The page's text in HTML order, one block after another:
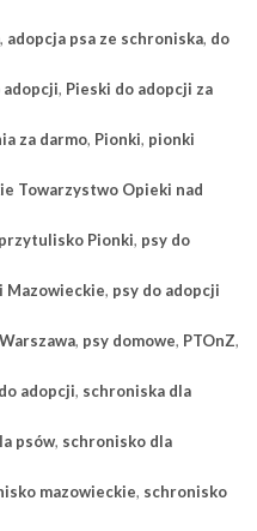
, adopcja psa ze schroniska, do
adopcji, Pieski do adopcji za
za darmo, Pionki, pionki
Towarzystwo Opieki nad
przytulisko Pionki, psy do
Mazowieckie, psy do adopcji
, psy domowe, PTOnZ,
adopcji, schroniska dla
psów, schronisko dla
mazowieckie, schronisko